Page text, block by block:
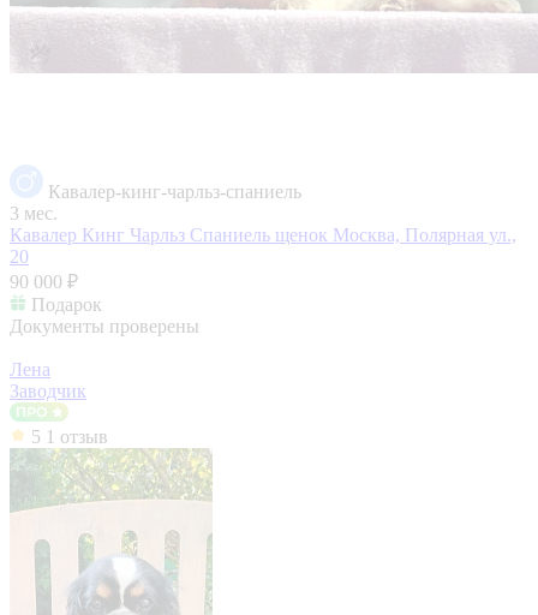
Кавалер-кинг-чарльз-спаниель
3 мес.
Кавалер Кинг Чарльз Спаниель щенок Москва, Полярная ул.,
20
90 000 ₽
Подарок
Документы проверены
Лена
Заводчик
5 1 отзыв